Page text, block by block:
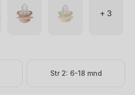
+ 3
Str 2: 6-18 mnd